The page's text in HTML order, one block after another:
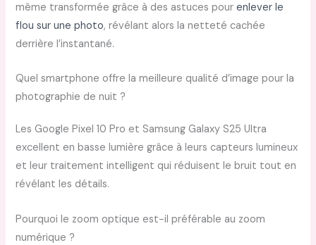
même transformée grâce à des astuces pourenlever le
flou sur une photo, révélant alors la netteté cachée
derrière l’instantané.
Quel smartphone offre la meilleure qualité d’image pour la
photographie de nuit ?
Les Google Pixel 10 Pro et Samsung Galaxy S25 Ultra
excellent en basse lumière grâce à leurs capteurs lumineux
et leur traitement intelligent qui réduisent le bruit tout en
révélant les détails.
Pourquoi le zoom optique est-il préférable au zoom
numérique ?